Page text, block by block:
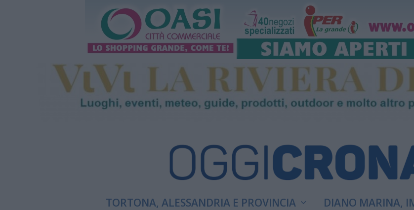
TORTONA, ALESSANDRIA E PROVINCIA DIANO MARINA,